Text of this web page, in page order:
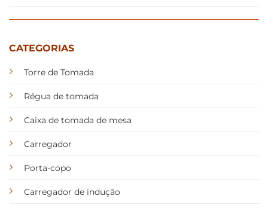
CATEGORIAS
Torre de Tomada
Régua de tomada
Caixa de tomada de mesa
Carregador
Porta-copo
Carregador de indução